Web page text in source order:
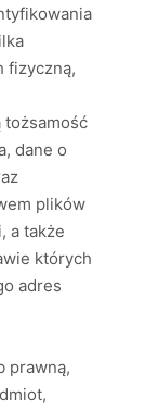
fizyczną,
tożsamość
dane o
plików
a także
których
adres
prawną,